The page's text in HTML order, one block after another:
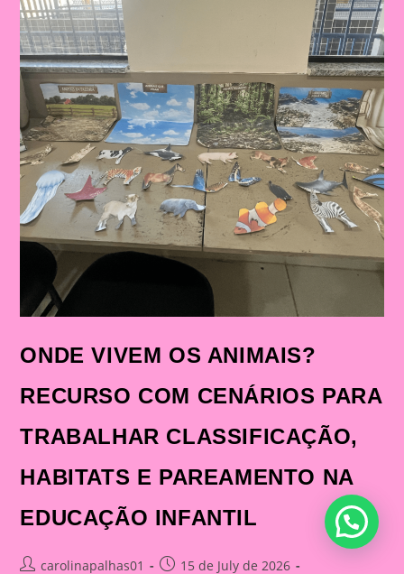
ONDE VIVEM OS ANIMAIS?
RECURSO COM CENÁRIOS PARA
TRABALHAR CLASSIFICAÇÃO,
HABITATS E PAREAMENTO NA
EDUCAÇÃO INFANTIL
Postcarolinapalhas01 Post15 de July de 2026